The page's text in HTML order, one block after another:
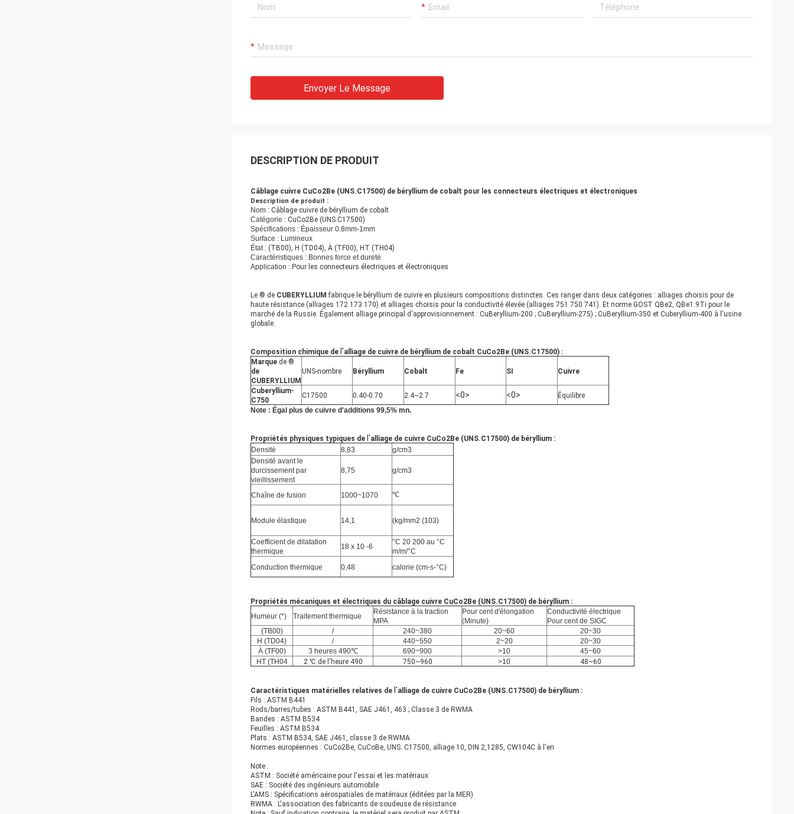
Envoyer Le Message
DESCRIPTION DE PRODUIT
Câblage cuivre CuCo2Be (UNS.C17500) de béryllium de cobalt pour les connecteurs électriques et électroniques
Description de produit :
Nom : Câblage cuivre de béryllium de cobalt
Catégorie : CuCo2Be (UNS.C17500)
Spécifications : Épaisseur 0.8mm-1mm
Surface : Lumineux
État : (TB00), H (TD04), À (TF00), HT (TH04)
Caractéristiques : Bonnes force et dureté
Application : Pour les connecteurs électriques et électroniques
Le ® de CUBERYLLIUM fabrique le béryllium de cuivre en plusieurs compositions distinctes. Ces ranger dans deux catégories : alliages choisis pour de
haute résistance (alliages 172 173 170) et alliages choisis pour la conductivité élevée (alliages 751 750 741). Et norme GOST QBe2, QBe1.9Ti pour le
marché de la Russie. Également alliage principal d'approvisionnement : CuBeryllium-200 ; CuBeryllium-275) ; CuBeryllium-350 et Cuberyllium-400 à l'usine
globale.
Composition chimique de l'alliage de cuivre de béryllium de cobalt CuCo2Be (UNS.C17500) :
Marque de ®
de
CUBERYLLIUM
UNS-nombre Béryllium Cobalt Fe SI Cuivre
Cuberyllium-
C750
C17500 0.40-0.70 2.4~2.7 <0> <0>
Équilibre
Note : Égal plus de cuivre d'additions 99,5% mn.
Propriétés physiques typiques de l'alliage de cuivre CuCo2Be (UNS.C17500) de béryllium :
Densité
8,83
g/cm3
Densité avant le
durcissement par
vieillissement
8,75 g/cm3
Chaîne de fusion 1000~1070 ℃
Module élastique 14,1 (kg/mm2 (103)
Coefficient de dilatation
thermique
18 x 10 -6
°C 20 200 au °C
m/m/°C
Conduction thermique
0,48 calorie (cm-s-°C)
Propriétés mécaniques et électriques du câblage cuivre CuCo2Be (UNS.C17500) de béryllium :
Humeur (*)
Traitement thermique
Résistance à la traction
MPA
Pour cent d'élongation
(Minute)
Conductivité électrique
Pour cent de SIGC
(TB00)
/ 240~380 20~60
20~30
H (TD04)
/ 440~550 2~20
20~30
À (TF00)
3 heures 490℃ 690~900 >10
45~60
HT (TH04
2 ℃ de l'heure 490 750~960 >10 48~60
Caractéristiques matérielles relatives de l'alliage de cuivre CuCo2Be (UNS.C17500) de béryllium :
Fils : ASTM B441
Rods/barres/tubes : ASTM B441, SAE J461, 463 ; Classe 3 de RWMA
Bandes : ASTM B534
Feuilles : ASTM B534
Plats : ASTM B534, SAE J461, classe 3 de RWMA
Normes européennes : CuCo2Be, CuCoBe, UNS. C17500, alliage 10, DIN 2,1285, CW104C à l'en
Note :
ASTM : Société américaine pour l'essai et les matériaux
SAE : Société des ingénieurs automobile
L'AMS : Spécifications aérospatiales de matériaux (éditées par la MER)
RWMA : L'association des fabricants de soudeuse de résistance